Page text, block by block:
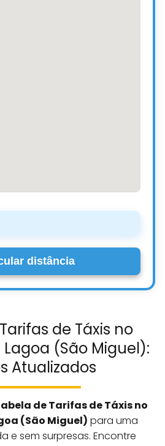
distância
de Táxis no
(São Miguel):
Atualizados
de Tarifas de Táxis no
(São Miguel) para uma
e sem surpresas. Encontre